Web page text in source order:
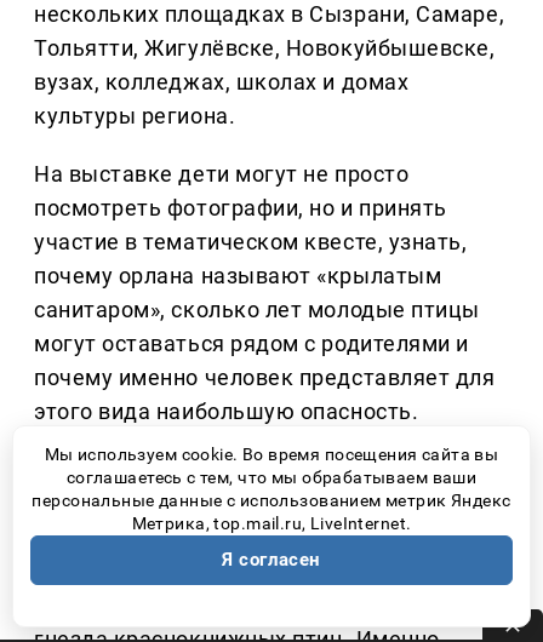
нескольких площадках в Сызрани, Самаре,
Тольятти, Жигулёвске, Новокуйбышевске,
вузах, колледжах, школах и домах
культуры региона.
На выставке дети могут не просто
посмотреть фотографии, но и принять
участие в тематическом квесте, узнать,
почему орлана называют «крылатым
санитаром», сколько лет молодые птицы
могут оставаться рядом с родителями и
почему именно человек представляет для
этого вида наибольшую опасность.
Самарская Лука ежегодно принимает
тысячи туристов. Многие приезжают
полюбоваться Жигулёвскими горами и
волжскими пейзажами, даже не
Мы используем cookie. Во время посещения сайта вы
соглашаетесь с тем, что мы обрабатываем ваши
персональные данные с использованием метрик Яндекс
Метрика, top.mail.ru, LiveInternet.
Я согласен